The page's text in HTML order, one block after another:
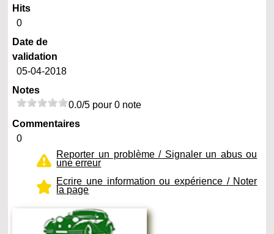
Hits
0
Date de
validation
05-04-2018
Notes
0.0/5 pour 0 note
Commentaires
0
Reporter un problème / Signaler un abus ou
une erreur
Ecrire une information ou expérience / Noter
la page